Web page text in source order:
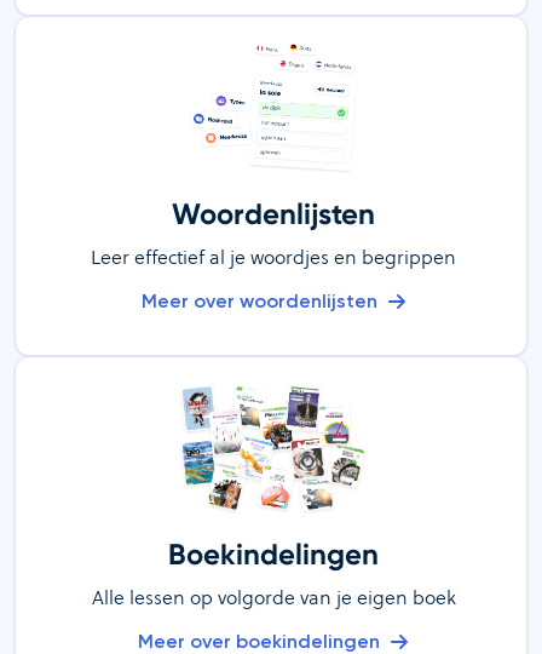
Woordenlijsten
Leer effectief al je woordjes en begrippen
Meer over woordenlijsten
Boekindelingen
Alle lessen op volgorde van je eigen boek
Meer over boekindelingen